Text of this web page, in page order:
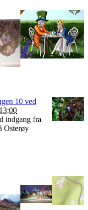
10 ved
13:00
indgang fra
Osterøy